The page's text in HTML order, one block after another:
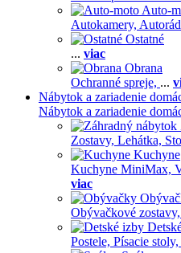
Auto-
Autokamery,
Ostatné
... viac
Obrana
Ochranné spreje, ...
Nábytok a zariadenie
Nábytok a zariadenie
Zostavy, Lehátka,
Kuchyne
Kuchyne MiniMax,
viac
Obývačkové zostavy,
Postele, Písacie stoly,